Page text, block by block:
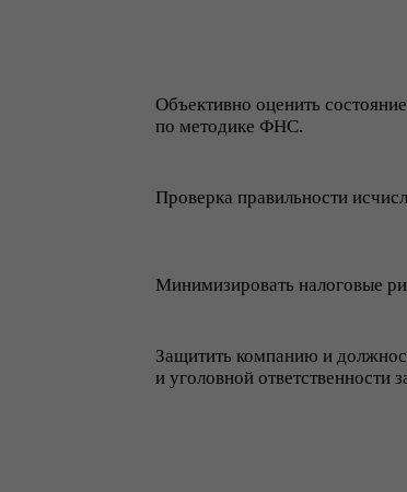
Объективно оценить
по методике ФНС.
Проверка правильности
Минимизировать налоговые
Защитить компанию и
и уголовной ответственности